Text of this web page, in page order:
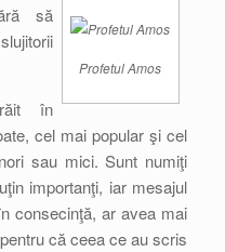
Profetul Amos
să
în
cel mai popular şi cel
sau mici. Sunt numiţi
importanţi, iar mesajul
consecinţă, ar avea mai
că ceea ce au scris